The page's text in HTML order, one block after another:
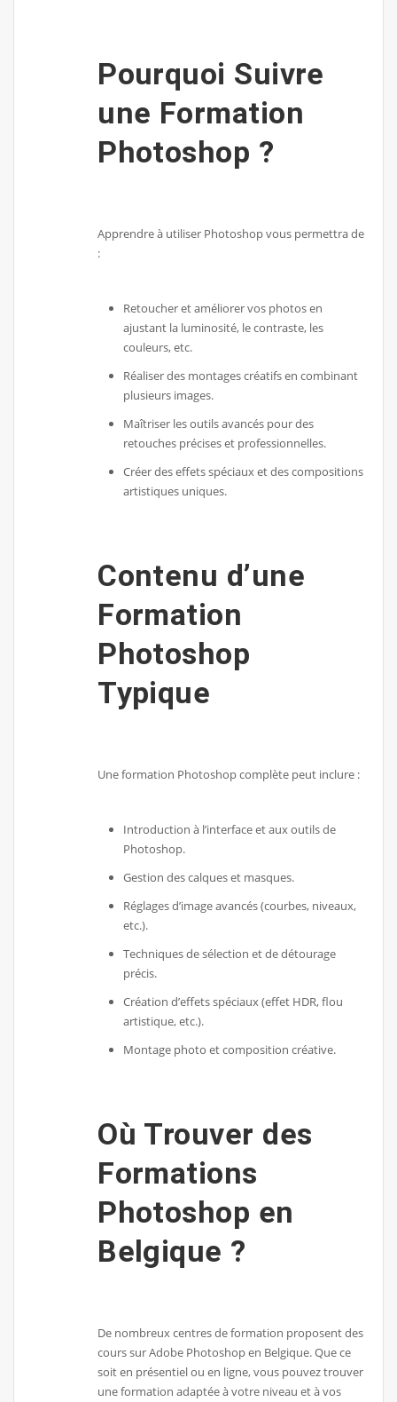
Pourquoi Suivre
une Formation
Photoshop ?
Apprendre à utiliser Photoshop vous permettra de
:
Retoucher et améliorer vos photos en
ajustant la luminosité, le contraste, les
couleurs, etc.
Réaliser des montages créatifs en combinant
plusieurs images.
Maîtriser les outils avancés pour des
retouches précises et professionnelles.
Créer des effets spéciaux et des compositions
artistiques uniques.
Contenu d’une
Formation
Photoshop
Typique
Une formation Photoshop complète peut inclure :
Introduction à l’interface et aux outils de
Photoshop.
Gestion des calques et masques.
Réglages d’image avancés (courbes, niveaux,
etc.).
Techniques de sélection et de détourage
précis.
Création d’effets spéciaux (effet HDR, flou
artistique, etc.).
Montage photo et composition créative.
Où Trouver des
Formations
Photoshop en
Belgique ?
De nombreux centres de formation proposent des
cours sur Adobe Photoshop en Belgique. Que ce
soit en présentiel ou en ligne, vous pouvez trouver
une formation adaptée à votre niveau et à vos